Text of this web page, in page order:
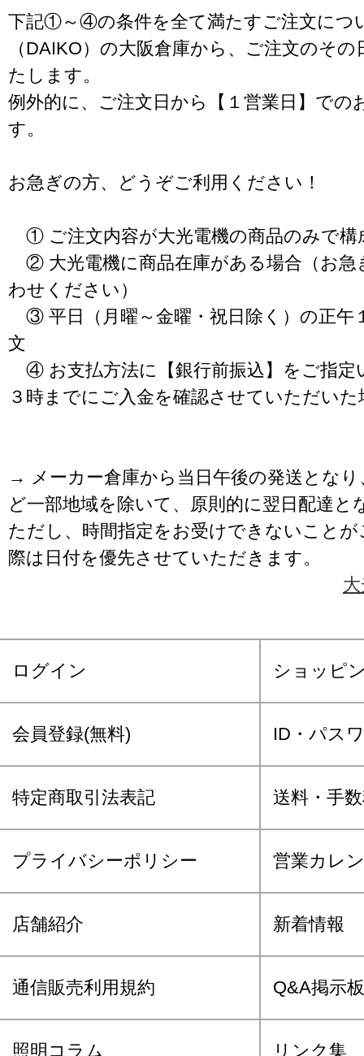
下記①～④の条件を全て満たすご注文につ
（DAIKO）の大阪倉庫から、ご注文のそ
たします。
例外的に、ご注文日から【１営業日】での
す。
お急ぎの方、どうぞご利用ください！
① ご注文内容が大光電機の商品のみで構
② 大光電機に商品在庫がある場合（お急
わせください）
③ 平日（月曜～金曜・祝日除く）の正午
文
④ お支払方法に【銀行前振込】をご指定
３時までにご入金を確認させていただいた
→ メーカー倉庫から当日午後の発送となり
ど一部地域を除いて、原則的に翌日配達と
ただし、時間指定をお受けできないこと
際は日付を優先させていただきます。
ログイン ショッピ
会員登録(無料) ID・パス
特定商取引法表記 送料・手
プライバシーポリシー 営業カレ
店舗紹介 新着情報
通信販売利用規約 Q&A掲示板
照明コラム リンク集